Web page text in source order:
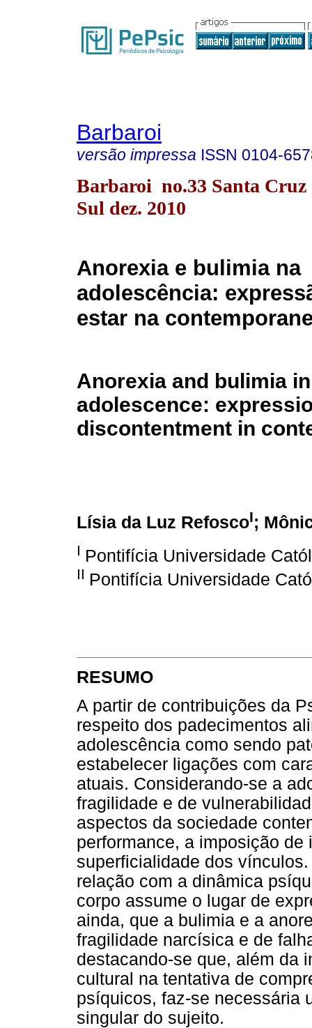
Barbaroi
versão impressa ISSN 0104-
Barbaroi no.33 Santa Cruz
Sul dez. 2010
Anorexia e bulimia na
adolescência:
estar na
Anorexia and bulimia in
adolescence:
discontentment in
Lísia da Luz RefoscoI;
I Pontifícia Universidade
II Pontifícia Universidade
RESUMO
A partir de contribuições da
respeito dos padecimentos
adolescência como sendo
estabelecer ligações com
atuais. Considerando-se a
fragilidade e de
aspectos da sociedade
performance, a imposição
superficialidade dos
relação com a dinâmica
corpo assume o lugar de
ainda, que a bulimia e a
fragilidade narcísica e de
destacando-se que, além da
cultural na tentativa de
psíquicos, faz-se necessária
singular do sujeito.